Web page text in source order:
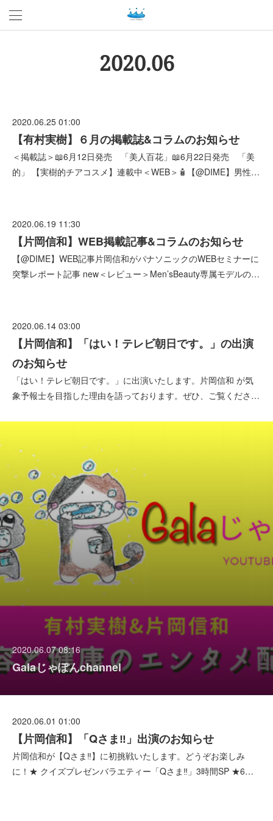
2020.06
2020.06.25 01:00
【有村実樹】６月の掲載誌&コラムのお知らせ
＜掲載誌＞📖6月12日発売 「美人百花」📖6月22日発売 「美
的」 【実樹的チアコスメ】連載中＜WEB＞🧴【@DIME】男性…
2020.06.19 11:30
【片岡信和】WEB掲載記事&コラムのお知らせ
【@DIME】WEB記事片岡信和がパナソニックのWEBセミナーに
突撃レポート記事 new＜レビュー＞Men’sBeauty専属モデルの…
2020.06.14 03:00
【片岡信和】「はい！テレビ朝日です。」の出演
のお知らせ
「はい！テレビ朝日です。」に出演いたします。片岡信和 が気
象予報士を目指した理由を語っております。ぜひ、ご覧くださ…
2020.06.07 08:16
Galaじゃぽんchannel
2020.06.01 01:00
【片岡信和】「Qさま‼︎」出演のお知らせ
片岡信和が【Qさま‼︎】に初挑戦いたします。どうぞお楽しみ
に！★ クイズプレゼンバラエティー「Qさま‼︎」3時間SP ★6…